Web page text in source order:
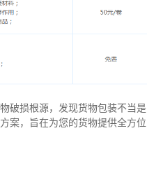
破损根源，发现货物包装不当是
案，旨在为您的货物提供全方位